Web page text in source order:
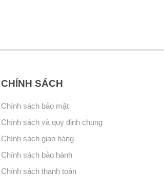
CHÍNH SÁCH
Chính sách bảo mật
Chính sách và quy định chung
Chính sách giao hàng
Chính sách bảo hành
Chính sách thanh toán